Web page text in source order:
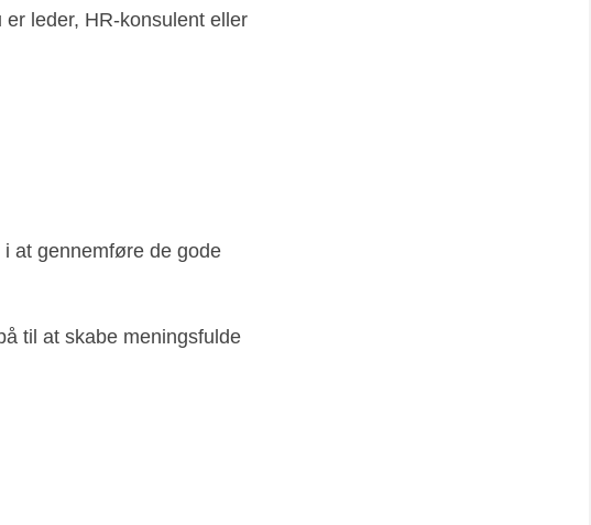
leder, HR-konsulent eller
at gennemføre de gode
til at skabe meningsfulde